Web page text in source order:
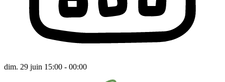
dim. 29 juin 15:00 - 00:00